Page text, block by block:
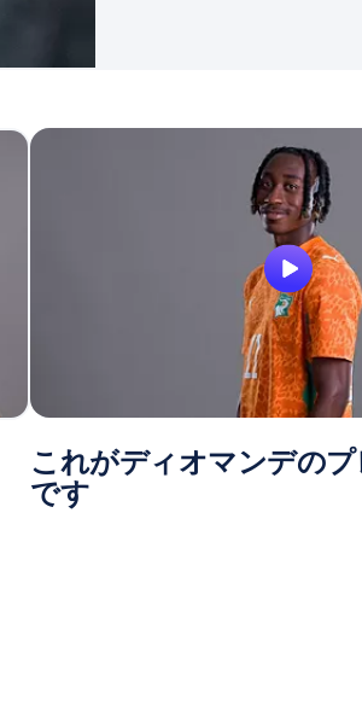
これがディオマンデの
です